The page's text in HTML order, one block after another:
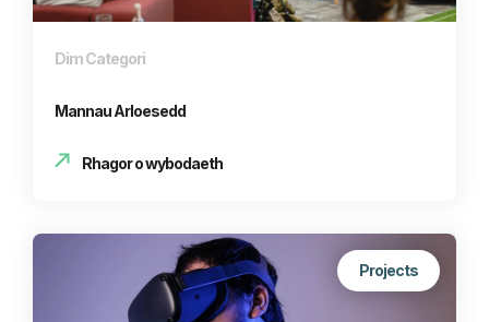
Dim Categori
Mannau Arloesedd
Rhagor o wybodaeth
Projects